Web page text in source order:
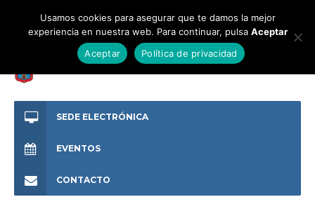
SEDE ELECTRÓNICA
EVENTOS
CONTACTO
Usamos cookies para asegurar que te damos la mejor
experiencia en nuestra web. Para continuar, pulsa Aceptar
Aceptar
Política de privacidad